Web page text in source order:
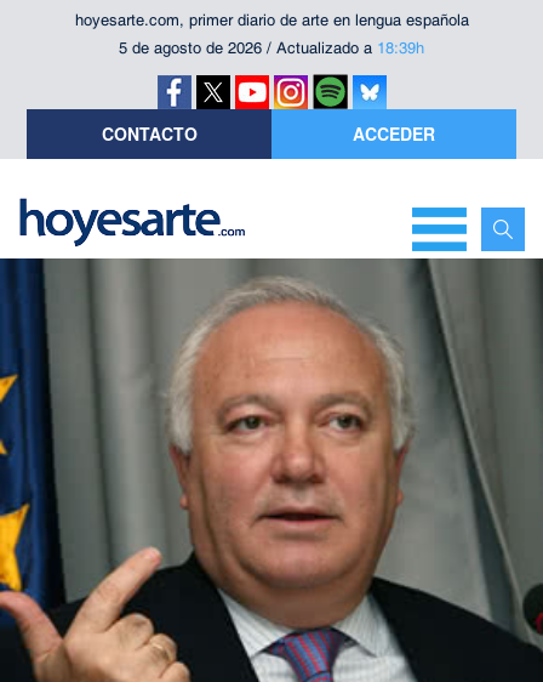
hoyesarte.com, primer diario de arte en lengua española
5 de agosto de 2026 / Actualizado a 18:39h
CONTACTO ACCEDER